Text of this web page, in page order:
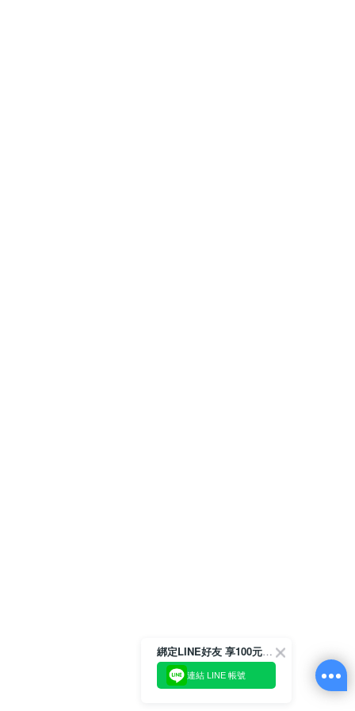
綁定LINE好友 享100元折價券
連結 LINE 帳號